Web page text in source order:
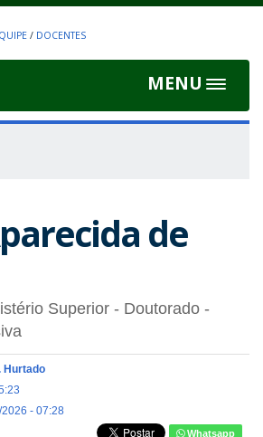
/ DOCENTES
MENU
Toggle
de
Superior - Doutorado -
Hurtado
- 07:28
Whatsapp